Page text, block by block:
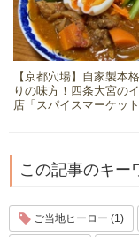
【京都穴場】自家製本
りの味方！四条大宮の
店「スパイスマーケット
この記事のキー
ご当地ヒーロー (1)